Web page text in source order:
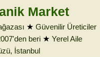
Market
★ Güvenilir Üreticiler
beri★ Yerel Aile
İstanbul